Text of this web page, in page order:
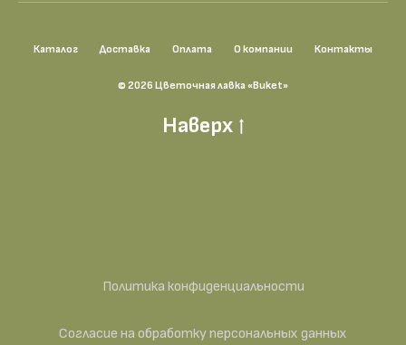
Каталог Доставка Оплата О компании Контакты
© 2026 Цветочная лавка «Buket»
Наверх
Политика конфиденциальности
Согласие на обработку персональных данных